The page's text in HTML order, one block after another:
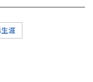
涯